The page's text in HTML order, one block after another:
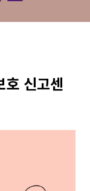
호 신고센